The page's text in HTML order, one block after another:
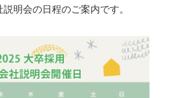
説明会の日程のご案内です。